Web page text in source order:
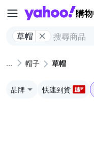
草帽
帽子 草帽
品牌 快速到貨